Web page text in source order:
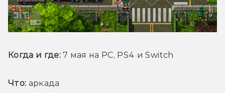
Когда и где: 7 мая на PC, PS4 и Switch
Что: аркада